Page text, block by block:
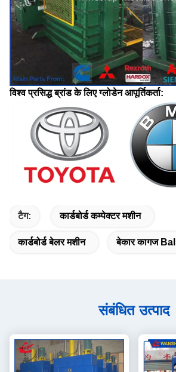
विश्व प्रसिद्ध ब्रांड के लिए ग्लोडेन आपूर्तिकर्ता:
टैग: कार्डबोर्ड कम्पेक्टर मशीन
कार्डबोर्ड बेलर मशीन बेकार कागज
संबंधित उत्पाद